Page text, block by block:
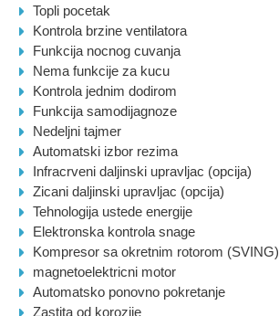
Topli pocetak
Kontrola brzine ventilatora
Funkcija nocnog cuvanja
Nema funkcije za kucu
Kontrola jednim dodirom
Funkcija samodijagnoze
Nedeljni tajmer
Automatski izbor rezima
Infracrveni daljinski upravljac (opcija)
Zicani daljinski upravljac (opcija)
Tehnologija ustede energije
Elektronska kontrola snage
Kompresor sa okretnim rotorom (SVING)
magnetoelektricni motor
Automatsko ponovno pokretanje
Zastita od korozije